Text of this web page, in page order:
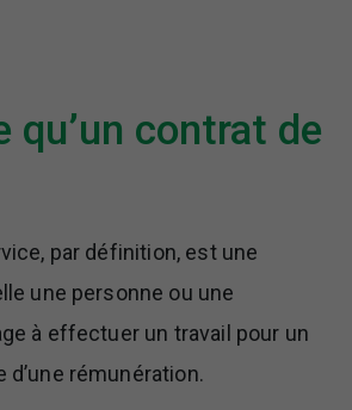
qu’un contrat de
par définition, est une
une personne ou une
à effectuer un travail pour un
rémunération.